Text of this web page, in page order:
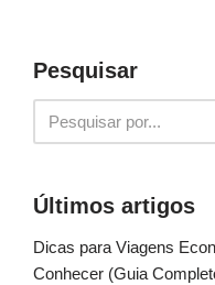
Pesquisar
Últimos artigos
Dicas para Viagens
Conhecer (Guia